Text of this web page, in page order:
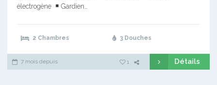
électrogène
Gardien…
2 Chambres 3 Douches
7 mois depuis 1 Détails